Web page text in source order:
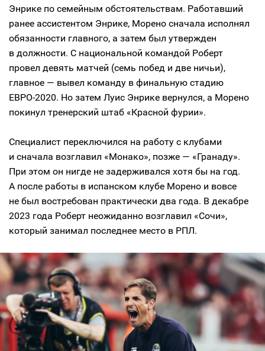
Энрике по семейным обстоятельствам. Работавший
ранее ассистентом Энрике, Морено сначала исполнял
обязанности главного, а затем был утвержден
в должности. С национальной командой Роберт
провел девять матчей (семь побед и две ничьи),
главное — вывел команду в финальную стадию
ЕВРО-2020. Но затем Луис Энрике вернулся, а Морено
покинул тренерский штаб «Красной фурии».
Специалист переключился на работу с клубами
и сначала возглавил «Монако», позже — «Гранаду».
При этом он нигде не задерживался хотя бы на год.
А после работы в испанском клубе Морено и вовсе
не был востребован практически два года. В декабре
2023 года Роберт неожиданно возглавил «Сочи»,
который занимал последнее место в РПЛ.